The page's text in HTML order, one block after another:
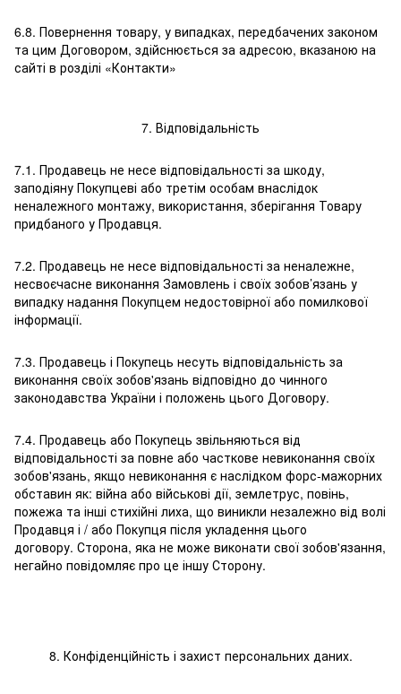
6.8. Повернення товару, у випадках, передбачених законом
та цим Договором, здійснюється за адресою, вказаною на
сайті в розділі «Контакти»
7. Відповідальність
7.1. Продавець не несе відповідальності за шкоду,
заподіяну Покупцеві або третім особам внаслідок
неналежного монтажу, використання, зберігання Товару
придбаного у Продавця.
7.2. Продавець не несе відповідальності за неналежне,
несвоєчасне виконання Замовлень і своїх зобов’язань у
випадку надання Покупцем недостовірної або помилкової
інформації.
7.3. Продавець і Покупець несуть відповідальність за
виконання своїх зобов'язань відповідно до чинного
законодавства України і положень цього Договору.
7.4. Продавець або Покупець звільняються від
відповідальності за повне або часткове невиконання своїх
зобов'язань, якщо невиконання є наслідком форс-мажорних
обставин як: війна або військові дії, землетрус, повінь,
пожежа та інші стихійні лиха, що виникли незалежно від волі
Продавця і / або Покупця після укладення цього
договору. Сторона, яка не може виконати свої зобов'язання,
негайно повідомляє про це іншу Сторону.
8. Конфіденційність і захист персональних даних.